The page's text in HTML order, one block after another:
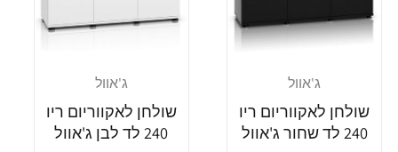
ג'אוול
שולחן לאקווריום ריו
240 לד שחור ג'אוול
ג'אוול
שולחן לאקווריום ריו
240 לד לבן ג'אוול